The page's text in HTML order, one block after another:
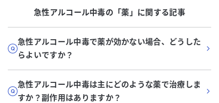
急性アルコール中毒の「薬 」に関する記事
急性アルコール中毒で薬が効かない場合、どうした
らよいですか？
急性アルコール中毒は主にどのような薬で治療しま
すか？副作用はありますか？